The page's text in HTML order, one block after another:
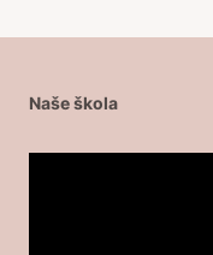
Naše škola